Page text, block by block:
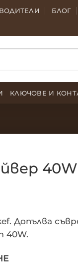
БЛОГ
КЛЮЧОВЕ И
Допълва
40W.